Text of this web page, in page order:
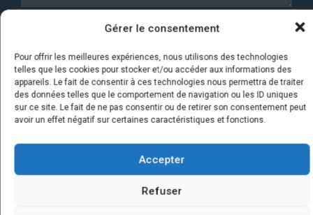
Gérer le consentement
Pour offrir les meilleures expériences, nous utilisons des technologies
telles que les cookies pour stocker et/ou accéder aux informations des
appareils. Le fait de consentir à ces technologies nous permettra de traiter
des données telles que le comportement de navigation ou les ID uniques
sur ce site. Le fait de ne pas consentir ou de retirer son consentement peut
avoir un effet négatif sur certaines caractéristiques et fonctions.
Accepter
Refuser
J’autorise ce site à enregistrer les informations
relation avec l'artisan choisi. Elles sont conservées
un an par la société Marketizi SAS et destinées au
service commercial.*